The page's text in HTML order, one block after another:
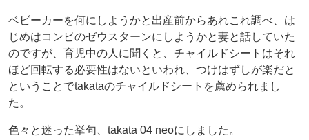
ベビーカーを何にしようかと出産前からあれこれ調べ、は
じめはコンピのゼウスターンにしようかと妻と話していた
のですが、育児中の人に聞くと、チャイルドシートはそれ
ほど回転する必要性はないといわれ、つけはずしが楽だと
ということでtakataのチャイルドシートを薦められまし
た。
色々と迷った挙句、takata 04 neoにしました。